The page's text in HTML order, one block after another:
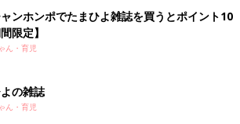
ンホンポでたまひよ雑誌を買うとポイント10
限定】
ん・育児
の雑誌
ん・育児